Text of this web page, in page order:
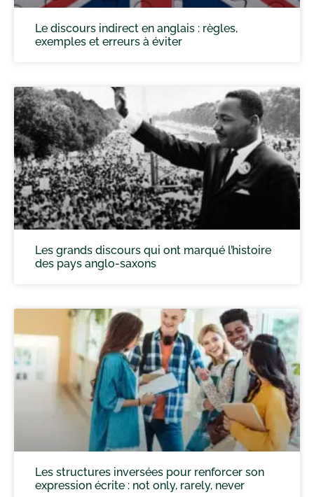
Le discours indirect en anglais : règles,
exemples et erreurs à éviter
Les grands discours qui ont marqué l’histoire
des pays anglo-saxons
Les structures inversées pour renforcer son
expression écrite : not only, rarely, never